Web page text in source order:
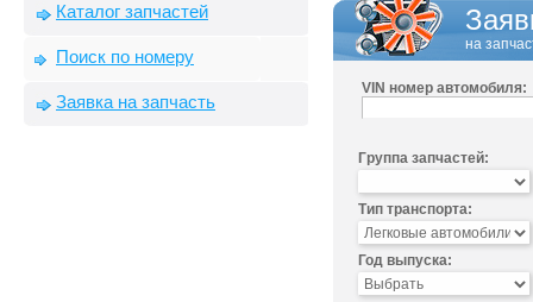
Каталог запчастей
Поиск по номеру
Заявка на запчасть
на
VIN номер автомобиля:
Группа запчастей:
Тип транспорта:
Год выпуска: